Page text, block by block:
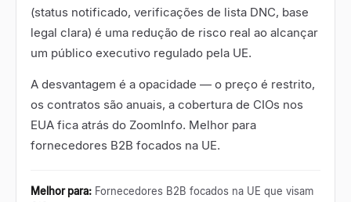
(status notificado, verificações de lista DNC, base
legal clara) é uma redução de risco real ao alcançar
um público executivo regulado pela UE.
A desvantagem é a opacidade — o preço é restrito,
os contratos são anuais, a cobertura de CIOs nos
EUA fica atrás do ZoomInfo. Melhor para
fornecedores B2B focados na UE.
Melhor para: Fornecedores B2B focados na UE que visam